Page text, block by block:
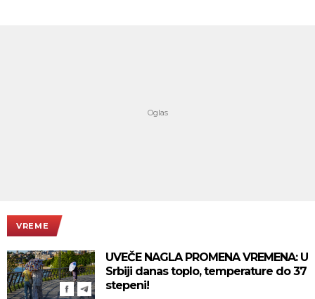
VREME
UVEČE NAGLA PROMENA VREMENA: U
Srbiji danas toplo, temperature do 37
stepeni!